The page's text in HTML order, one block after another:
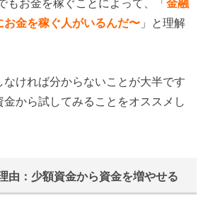
もお金を稼ぐことによって、「金融
お金を稼ぐ人がいるんだ〜 」と理解
ければ分からないことが大半です
から試してみることをオススメし
由：少額資金から資金を増やせる